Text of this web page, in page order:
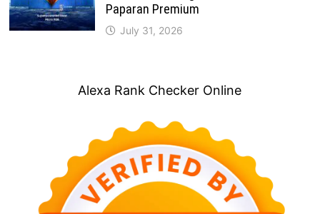
Paparan Premium
July 31, 2026
Alexa Rank Checker Online